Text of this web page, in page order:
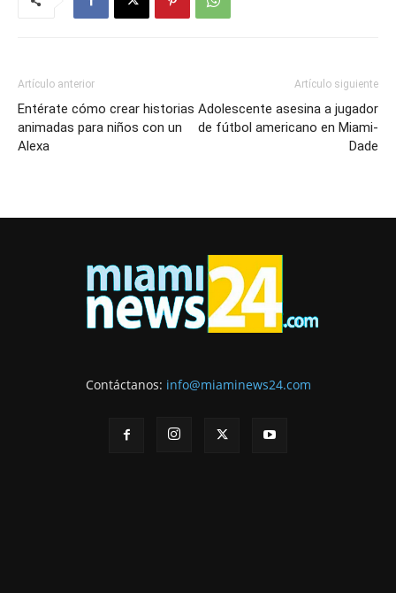
Artículo anterior
Entérate cómo crear historias
animadas para niños con un
Alexa
Artículo siguiente
Adolescente asesina a jugador
de fútbol americano en Miami-
Dade
Contáctanos: info@miaminews24.com